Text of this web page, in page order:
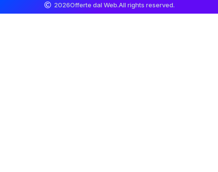
2026Offerte dal Web.All rights reserved.